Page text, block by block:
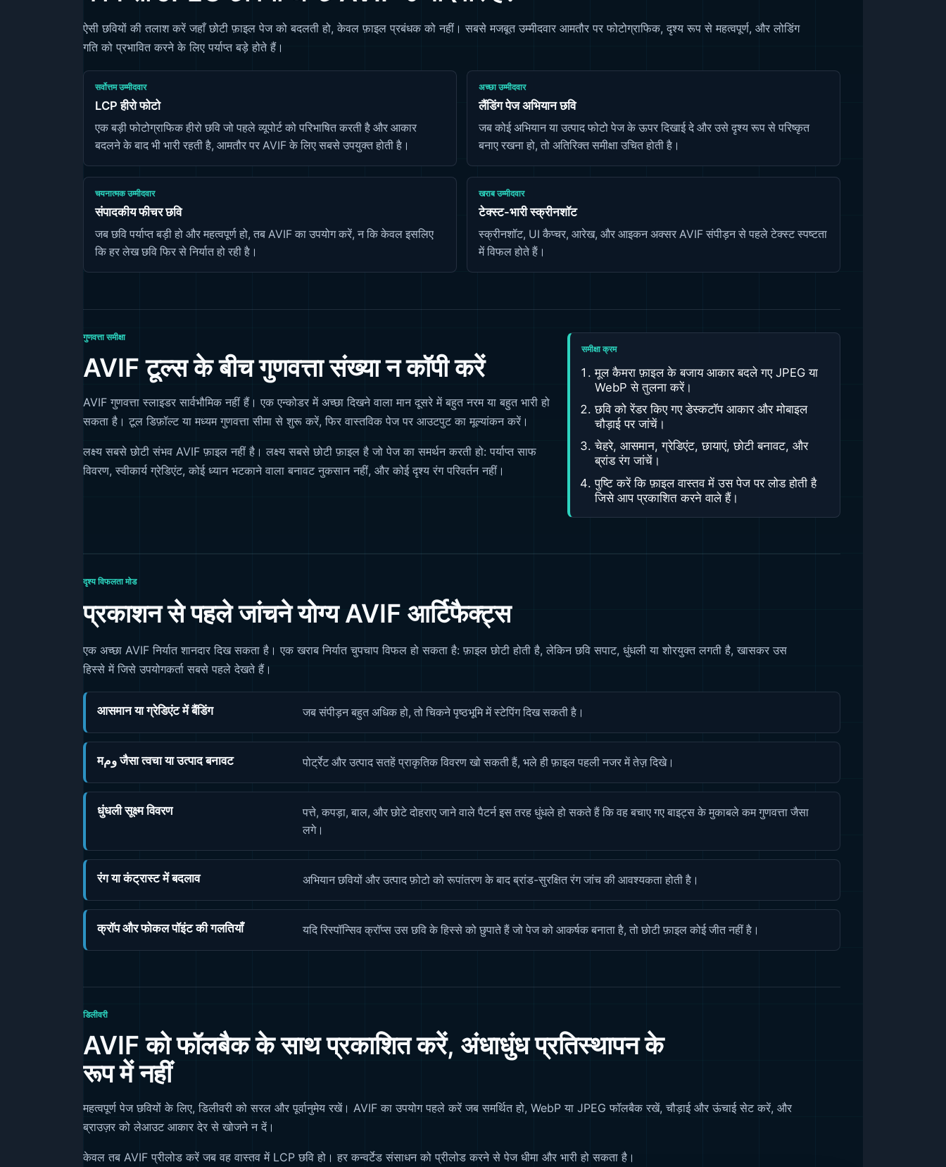
ऐसी छवियों की तलाश करें जहाँ छोटी फ़ाइल पेज को बदलती हो, केवल फ़ाइल प्रबंधक को नहीं। सबसे मजबूत उम्मीदवार आमतौर पर फोटोग्राफिक, दृश्य रूप से महत्वपूर्ण, और लोडिंग
गति को प्रभावित करने के लिए पर्याप्त बड़े होते हैं।
सर्वोत्तम उम्मीदवार
LCP हीरो फोटो
एक बड़ी फोटोग्राफिक हीरो छवि जो पहले व्यूपोर्ट को परिभाषित करती है और आकार
बदलने के बाद भी भारी रहती है, आमतौर पर AVIF के लिए सबसे उपयुक्त होती है।
अच्छा उम्मीदवार
लैंडिंग पेज अभियान छवि
जब कोई अभियान या उत्पाद फोटो पेज के ऊपर दिखाई दे और उसे दृश्य रूप से परिष्कृत
बनाए रखना हो, तो अतिरिक्त समीक्षा उचित होती है।
चयनात्मक उम्मीदवार
संपादकीय फीचर छवि
जब छवि पर्याप्त बड़ी हो और महत्वपूर्ण हो, तब AVIF का उपयोग करें, न कि केवल इसलिए
कि हर लेख छवि फिर से निर्यात हो रही है।
खराब उम्मीदवार
टेक्स्ट-भारी स्क्रीनशॉट
स्क्रीनशॉट, UI कैप्चर, आरेख, और आइकन अक्सर AVIF संपीड़न से पहले टेक्स्ट स्पष्टता
में विफल होते हैं।
गुणवत्ता समीक्षा
AVIF टूल्स के बीच गुणवत्ता संख्या न कॉपी करें
AVIF गुणवत्ता स्लाइडर सार्वभौमिक नहीं हैं। एक एन्कोडर में अच्छा दिखने वाला मान दूसरे में बहुत नरम या बहुत भारी हो
सकता है। टूल डिफ़ॉल्ट या मध्यम गुणवत्ता सीमा से शुरू करें, फिर वास्तविक पेज पर आउटपुट का मूल्यांकन करें।
लक्ष्य सबसे छोटी संभव AVIF फ़ाइल नहीं है। लक्ष्य सबसे छोटी फ़ाइल है जो पेज का समर्थन करती हो: पर्याप्त साफ
विवरण, स्वीकार्य ग्रेडिएंट, कोई ध्यान भटकाने वाला बनावट नुकसान नहीं, और कोई दृश्य रंग परिवर्तन नहीं।
समीक्षा क्रम
मूल कैमरा फ़ाइल के बजाय आकार बदले गए JPEG या
WebP से तुलना करें।
छवि को रेंडर किए गए डेस्कटॉप आकार और मोबाइल
चौड़ाई पर जांचें।
चेहरे, आसमान, ग्रेडिएंट, छायाएं, छोटी बनावट, और
ब्रांड रंग जांचें।
पुष्टि करें कि फ़ाइल वास्तव में उस पेज पर लोड होती है
जिसे आप प्रकाशित करने वाले हैं।
दृश्य विफलता मोड
प्रकाशन से पहले जांचने योग्य AVIF आर्टिफैक्ट्स
एक अच्छा AVIF निर्यात शानदार दिख सकता है। एक खराब निर्यात चुपचाप विफल हो सकता है: फ़ाइल छोटी होती है, लेकिन छवि सपाट, धुंधली या शोरयुक्त लगती है, खासकर उस
हिस्से में जिसे उपयोगकर्ता सबसे पहले देखते हैं।
आसमान या ग्रेडिएंट में बैंडिंग जब संपीड़न बहुत अधिक हो, तो चिकने पृष्ठभूमि में स्टेपिंग दिख सकती है।
मوم जैसा त्वचा या उत्पाद बनावट पोर्ट्रेट और उत्पाद सतहें प्राकृतिक विवरण खो सकती हैं, भले ही फ़ाइल पहली नजर में तेज़ दिखे।
धुंधली सूक्ष्म विवरण
पत्ते, कपड़ा, बाल, और छोटे दोहराए जाने वाले पैटर्न इस तरह धुंधले हो सकते हैं कि वह बचाए गए बाइट्स के मुकाबले कम गुणवत्ता जैसा
लगे।
रंग या कंट्रास्ट में बदलाव अभियान छवियों और उत्पाद फ़ोटो को रूपांतरण के बाद ब्रांड-सुरक्षित रंग जांच की आवश्यकता होती है।
क्रॉप और फोकल पॉइंट की गलतियाँ यदि रिस्पॉन्सिव क्रॉप्स उस छवि के हिस्से को छुपाते हैं जो पेज को आकर्षक बनाता है, तो छोटी फ़ाइल कोई जीत नहीं है।
डिलीवरी
AVIF को फॉलबैक के साथ प्रकाशित करें, अंधाधुंध प्रतिस्थापन के
रूप में नहीं
महत्वपूर्ण पेज छवियों के लिए, डिलीवरी को सरल और पूर्वानुमेय रखें। AVIF का उपयोग पहले करें जब समर्थित हो, WebP या JPEG फॉलबैक रखें, चौड़ाई और ऊंचाई सेट करें, और
ब्राउज़र को लेआउट आकार देर से खोजने न दें।
केवल तब AVIF प्रीलोड करें जब वह वास्तव में LCP छवि हो। हर कन्वर्टेड संसाधन को प्रीलोड करने से पेज धीमा और भारी हो सकता है।